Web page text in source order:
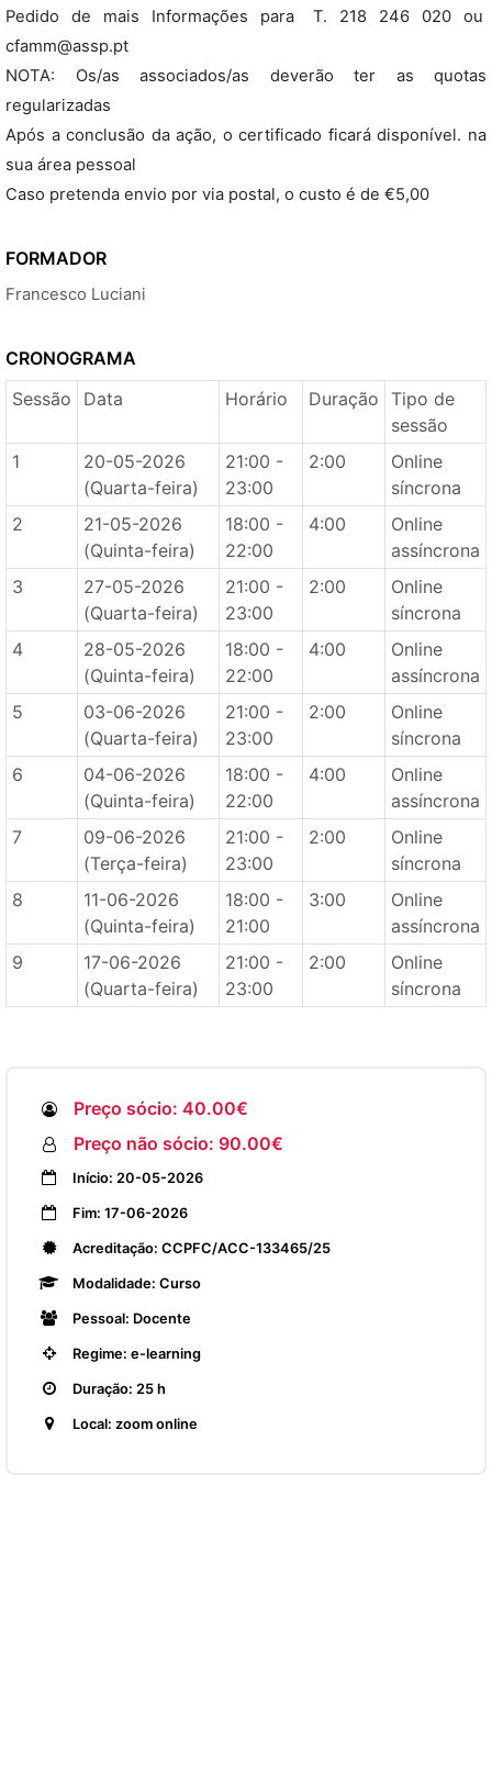
Pedido de mais Informações para T. 218 246 020 ou
cfamm@assp.pt
NOTA: Os/as associados/as deverão ter as quotas
regularizadas
Após a conclusão da ação, o certificado ficará disponível. na
sua área pessoal
Caso pretenda envio por via postal, o custo é de €5,00
FORMADOR
Francesco Luciani
CRONOGRAMA
Sessão
Data Horário Duração Tipo de
sessão
1
20-05-2026
(Quarta-feira)
21:00 -
23:00
2:00
Online
síncrona
2
21-05-2026
(Quinta-feira)
18:00 -
22:00
4:00
Online
assíncrona
3
27-05-2026
(Quarta-feira)
21:00 -
23:00
2:00
Online
síncrona
4
28-05-2026
(Quinta-feira)
18:00 -
22:00
4:00
Online
assíncrona
5
03-06-2026
(Quarta-feira)
21:00 -
23:00
2:00
Online
síncrona
6
04-06-2026
(Quinta-feira)
18:00 -
22:00
4:00
Online
assíncrona
7
09-06-2026
(Terça-feira)
21:00 -
23:00
2:00
Online
síncrona
8
11-06-2026
(Quinta-feira)
18:00 -
21:00
3:00
Online
assíncrona
9
17-06-2026
(Quarta-feira)
21:00 -
23:00
2:00
Online
síncrona
Preço sócio: 40.00€
Preço não sócio: 90.00€
Início: 20-05-2026
Fim: 17-06-2026
Acreditação: CCPFC/ACC-133465/25
Modalidade: Curso
Pessoal: Docente
Regime: e-learning
Duração: 25 h
Local: zoom online